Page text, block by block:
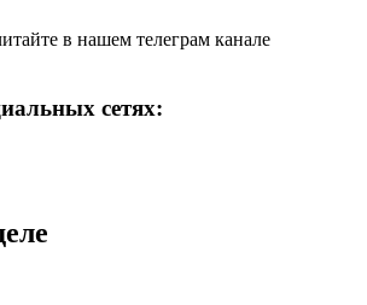
в нашем телеграм канале
сетях: